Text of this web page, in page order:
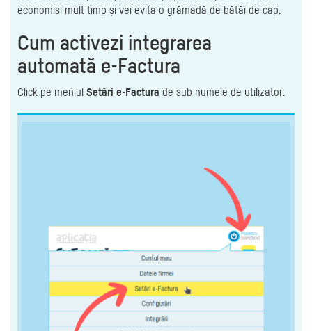
economisi mult timp și vei evita o grămadă de bătăi de cap.
Cum activezi integrarea
automată e-Factura
Click pe meniul Setări e-Factura de sub numele de utilizator.